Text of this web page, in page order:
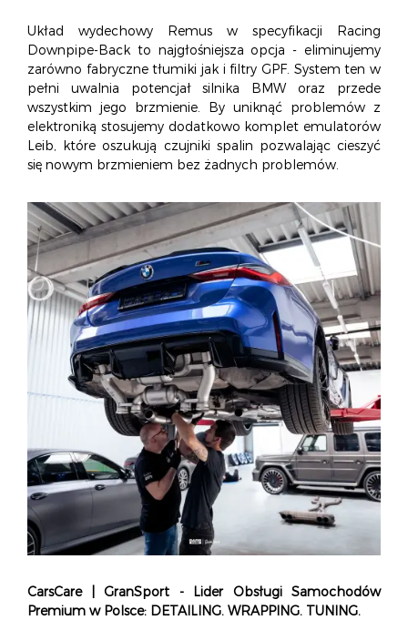
Układ wydechowy Remus w specyfikacji Racing
Downpipe-Back to najgłośniejsza opcja - eliminujemy
zarówno fabryczne tłumiki jak i filtry GPF. System ten w
pełni uwalnia potencjał silnika BMW oraz przede
wszystkim jego brzmienie. By uniknąć problemów z
elektroniką stosujemy dodatkowo komplet emulatorów
Leib, które oszukują czujniki spalin pozwalając cieszyć
się nowym brzmieniem bez żadnych problemów.
CarsCare | GranSport - Lider Obsługi Samochodów
Premium w Polsce: DETAILING. WRAPPING. TUNING.